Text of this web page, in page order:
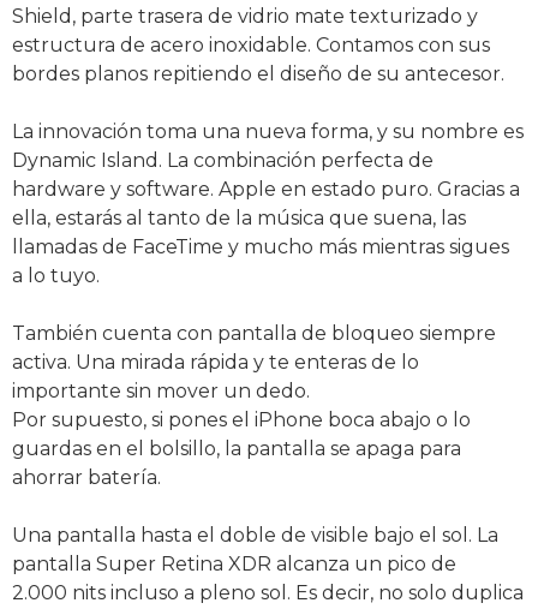
Shield, parte trasera de vidrio mate texturizado y
estructura de acero inoxidable. Contamos con sus
bordes planos repitiendo el diseño de su antecesor.
La innovación toma una nueva forma, y su nombre es
Dynamic Island. La combinación perfecta de
hardware y software. Apple en estado puro. Gracias a
ella, estarás al tanto de la música que suena, las
llamadas de FaceTime y mucho más mientras sigues
a lo tuyo.
También cuenta con pantalla de bloqueo siempre
activa. Una mirada rápida y te enteras de lo
importante sin mover un dedo.
Por supuesto, si pones el iPhone boca abajo o lo
guardas en el bolsillo, la pantalla se apaga para
ahorrar batería.
Una pantalla hasta el doble de visible bajo el sol. La
pantalla Super Retina XDR alcanza un pico de
2.000 nits incluso a pleno sol. Es decir, no solo duplica